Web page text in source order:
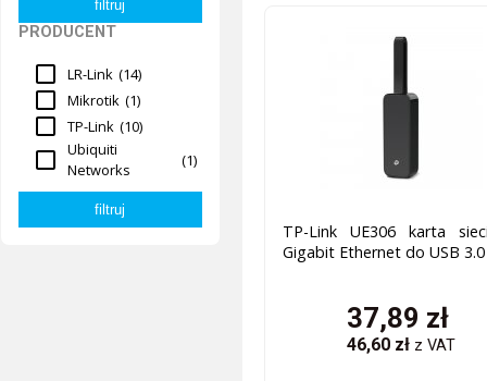
PRODUCENT
LR-Link (14)
Mikrotik (1)
TP-Link (10)
Ubiquiti
Networks
(1)
TP-Link UE306 karta
Gigabit Ethernet do USB 3.0
37,89 zł
46,60 zł z VAT